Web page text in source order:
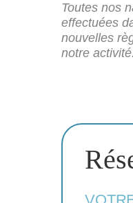
Toutes nos
effectuées
nouvelles
notre activité.